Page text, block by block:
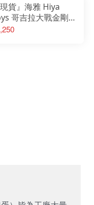
現貨』海雅 Hiya
哥吉拉大戰金剛2
崛起 哥吉拉 進化